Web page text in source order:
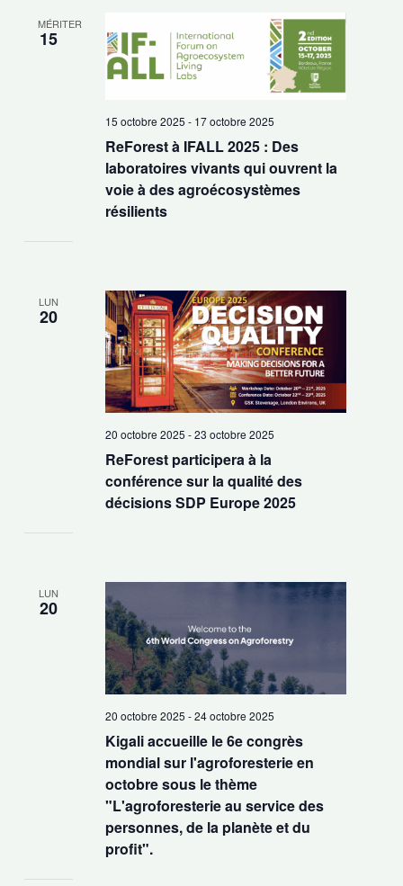
MÉRITER
15
ReForest à IFALL 2025 : Des
laboratoires vivants qui ouvrent la
voie à des agroécosystèmes
résilients
15 octobre 2025 - 17 octobre 2025
LUN
20
ReForest participera à la
conférence sur la qualité des
décisions SDP Europe 2025
20 octobre 2025 -23 octobre 2025
LUN
20
Kigali accueille le 6e congrès
mondial sur l'agroforesterie en
octobre sous le thème
"L'agroforesterie au service des
personnes, de la planète et du
profit".
20 octobre 2025 -24 octobre 2025